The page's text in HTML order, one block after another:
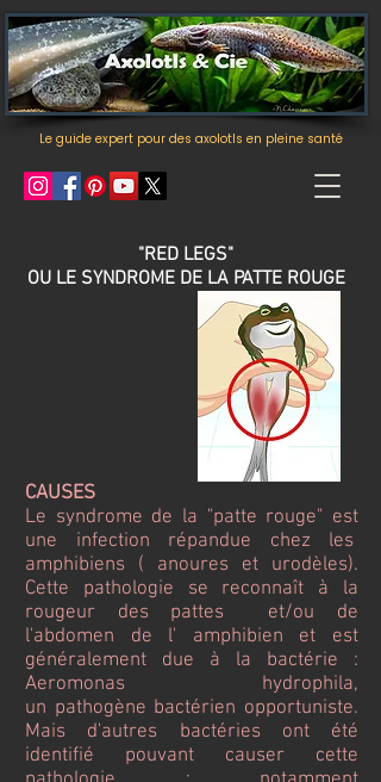
Le guide expert pour des axolotls en pleine santé
"RED LEGS"
OU LE SYNDROME DE LA PATTE ROUGE
CAUSES
Le syndrome de la "patte rouge" est
une infection répandue chez les
amphibiens ( anoures et urodèles).
Cette pathologie se reconnaît à la
rougeur des pattes et/ou de
l'abdomen de l' amphibien et est
généralement due à la bactérie :
Aeromonas hydrophila,
un pathogène bactérien opportuniste.
Mais d'autres bactéries ont été
identifié pouvant causer cette